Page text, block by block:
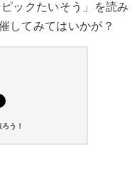
ックたいそう」を読み
してみてはいかが？
う！